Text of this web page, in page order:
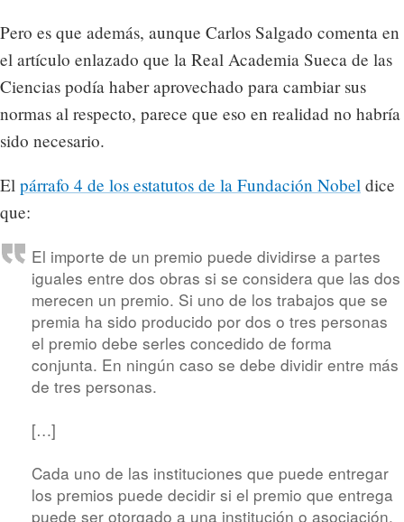
Pero es que además, aunque Carlos Salgado comenta en
el artículo enlazado que la Real Academia Sueca de las
Ciencias podía haber aprovechado para cambiar sus
normas al respecto, parece que eso en realidad no habría
sido necesario.
El párrafo 4 de los estatutos de la Fundación Nobel dice
que:
El importe de un premio puede dividirse a partes
iguales entre dos obras si se considera que las dos
merecen un premio. Si uno de los trabajos que se
premia ha sido producido por dos o tres personas
el premio debe serles concedido de forma
conjunta. En ningún caso se debe dividir entre más
de tres personas.
[…]
Cada uno de las instituciones que puede entregar
los premios puede decidir si el premio que entrega
puede ser otorgado a una institución o asociación.